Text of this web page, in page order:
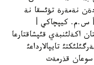
نةمةرة تؤئسقا نة
س.م. كيپچاكي أ
اكةلئنبةي قئپشاقتارعا
تايپالارداعئ
سوعان قذرمةت